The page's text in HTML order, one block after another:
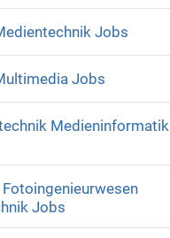
Jobs
Jobs
Medieninformatik
Fotoingenieurwesen
Jobs